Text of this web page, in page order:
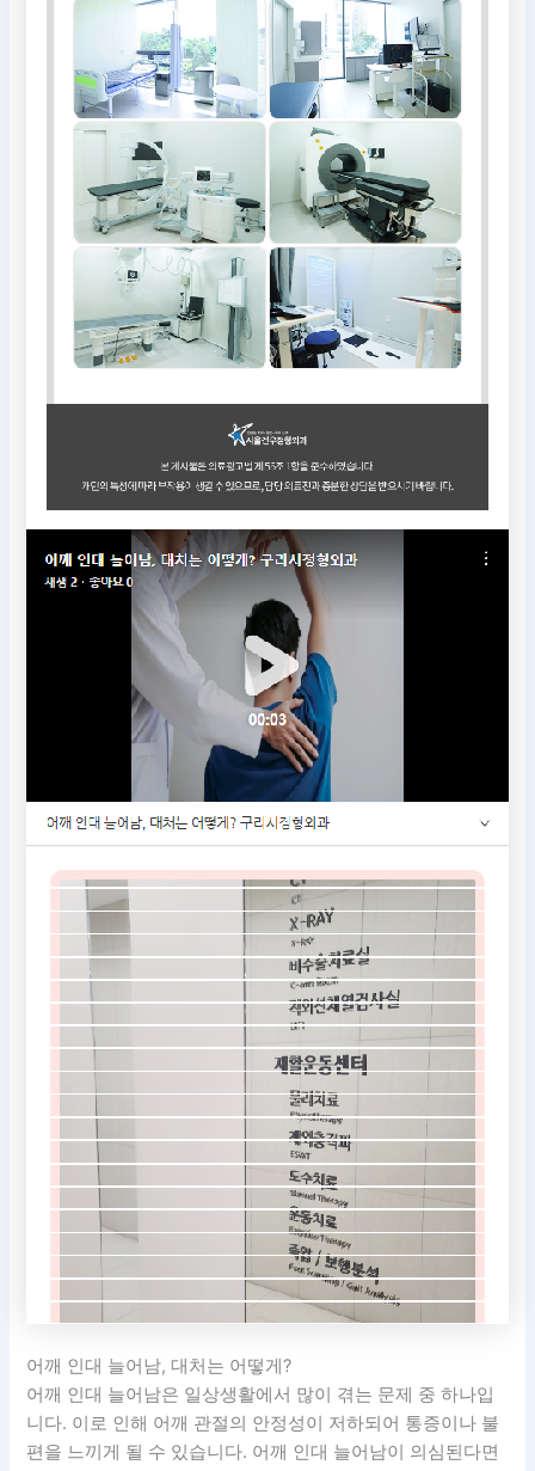
어깨 인대 늘어남, 대처는 어떻게?
어깨 인대 늘어남은 일상생활에서 많이 겪는 문제 중 하나입
니다. 이로 인해 어깨 관절의 안정성이 저하되어 통증이나 불
편을 느끼게 될 수 있습니다. 어깨 인대 늘어남이 의심된다면